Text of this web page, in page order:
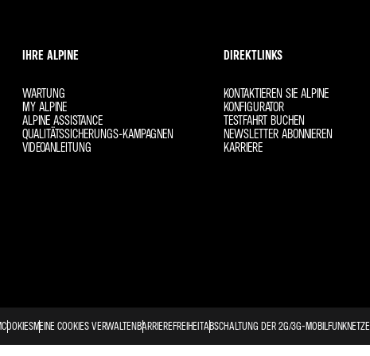
IHRE ALPINE
WARTUNG
MY ALPINE
ALPINE ASSISTANCE
QUALITÄTSSICHERUNGS-KAMPAGNEN
VIDEOANLEITUNG
DIREKTLINKS
KONTAKTIEREN SIE ALPINE
KONFIGURATOR
TESTFAHRT BUCHEN
NEWSLETTER ABONNIEREN
KARRIERE
COOKIESMEINE COOKIES VERWALTENBARRIEREFREIHEITABSCHALTUNG DER 2G/3G-MOBILFUNKNETZE